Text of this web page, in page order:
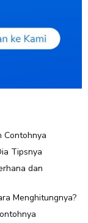
Contohnya
Tipsnya
dan
Menghitungnya?